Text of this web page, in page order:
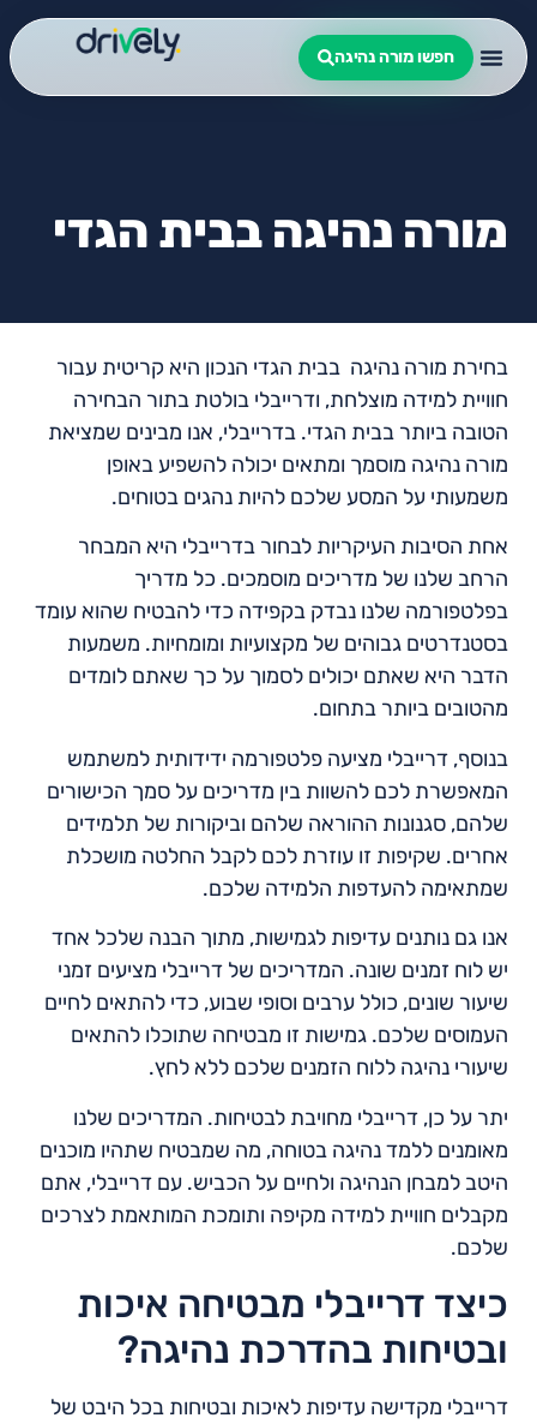
חפשו מורה נהיגה
מורה נהיגה בבית הגדי
בחירת מורה נהיגה בבית הגדי הנכון היא קריטית עבור
חוויית למידה מוצלחת, ודרייבלי בולטת בתור הבחירה
הטובה ביותר בבית הגדי. בדרייבלי, אנו מבינים שמציאת
מורה נהיגה מוסמך ומתאים יכולה להשפיע באופן
משמעותי על המסע שלכם להיות נהגים בטוחים.
אחת הסיבות העיקריות לבחור בדרייבלי היא המבחר
הרחב שלנו של מדריכים מוסמכים. כל מדריך
בפלטפורמה שלנו נבדק בקפידה כדי להבטיח שהוא עומד
בסטנדרטים גבוהים של מקצועיות ומומחיות. משמעות
הדבר היא שאתם יכולים לסמוך על כך שאתם לומדים
מהטובים ביותר בתחום.
בנוסף, דרייבלי מציעה פלטפורמה ידידותית למשתמש
המאפשרת לכם להשוות בין מדריכים על סמך הכישורים
שלהם, סגנונות ההוראה שלהם וביקורות של תלמידים
אחרים. שקיפות זו עוזרת לכם לקבל החלטה מושכלת
שמתאימה להעדפות הלמידה שלכם.
אנו גם נותנים עדיפות לגמישות, מתוך הבנה שלכל אחד
יש לוח זמנים שונה. המדריכים של דרייבלי מציעים זמני
שיעור שונים, כולל ערבים וסופי שבוע, כדי להתאים לחיים
העמוסים שלכם. גמישות זו מבטיחה שתוכלו להתאים
שיעורי נהיגה ללוח הזמנים שלכם ללא לחץ.
יתר על כן, דרייבלי מחויבת לבטיחות. המדריכים שלנו
מאומנים ללמד נהיגה בטוחה, מה שמבטיח שתהיו מוכנים
היטב למבחן הנהיגה ולחיים על הכביש. עם דרייבלי, אתם
מקבלים חוויית למידה מקיפה ותומכת המותאמת לצרכים
שלכם.
כיצד דרייבלי מבטיחה איכות
ובטיחות בהדרכת נהיגה?
דרייבלי מקדישה עדיפות לאיכות ובטיחות בכל היבט של